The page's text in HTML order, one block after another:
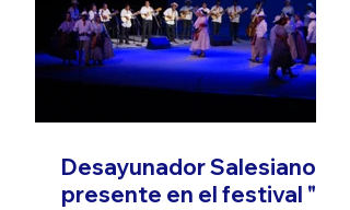
Desayunador Salesiano
presente en el festival "El